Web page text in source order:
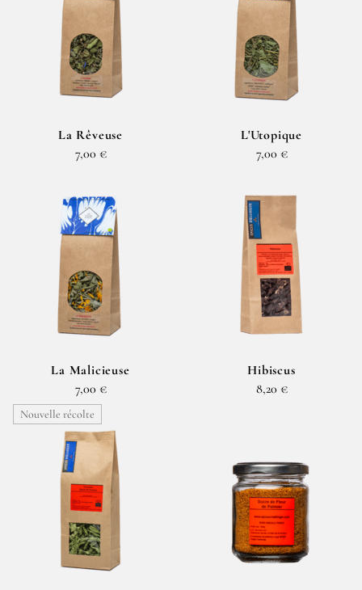
La Rêveuse
7,00 €
L'Utopique
7,00 €
La Malicieuse
7,00 €
Hibiscus
8,20 €
Nouvelle récolte